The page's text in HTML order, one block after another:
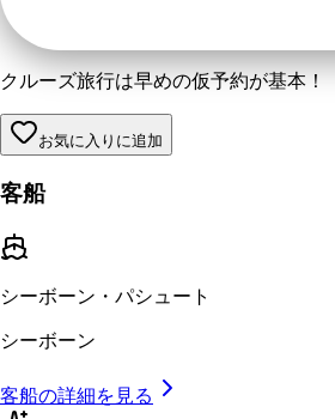
クルーズ旅行は早めの仮予約が基本！
お気に入りに追加
客船
シーボーン・パシュート
シーボーン
客船の詳細を見る